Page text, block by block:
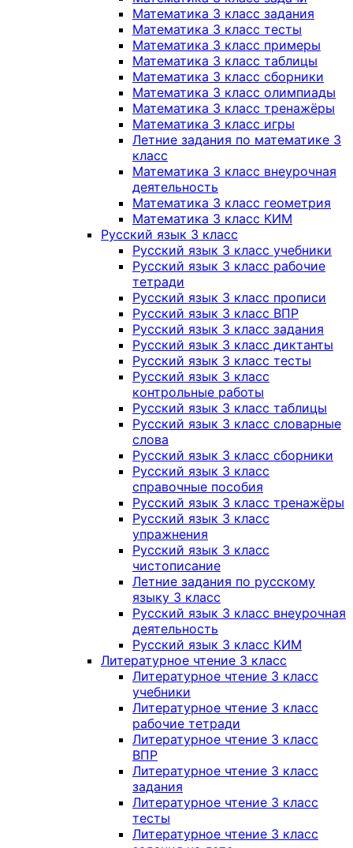
Математика 3 класс задания
Математика 3 класс тесты
Математика 3 класс примеры
Математика 3 класс таблицы
Математика 3 класс сборники
Математика 3 класс олимпиады
Математика 3 класс тренажёры
Математика 3 класс игры
Летние задания по математике 3
класс
Математика 3 класс внеурочная
деятельность
Математика 3 класс геометрия
Математика 3 класс КИМ
Русский язык 3 класс
Русский язык 3 класс учебники
Русский язык 3 класс рабочие
тетради
Русский язык 3 класс прописи
Русский язык 3 класс ВПР
Русский язык 3 класс задания
Русский язык 3 класс диктанты
Русский язык 3 класс тесты
Русский язык 3 класс
контрольные работы
Русский язык 3 класс таблицы
Русский язык 3 класс словарные
слова
Русский язык 3 класс сборники
Русский язык 3 класс
справочные пособия
Русский язык 3 класс тренажёры
Русский язык 3 класс
упражнения
Русский язык 3 класс
чистописание
Летние задания по русскому
языку 3 класс
Русский язык 3 класс внеурочная
деятельность
Русский язык 3 класс КИМ
Литературное чтение 3 класс
Литературное чтение 3 класс
учебники
Литературное чтение 3 класс
рабочие тетради
Литературное чтение 3 класс
ВПР
Литературное чтение 3 класс
задания
Литературное чтение 3 класс
тесты
Литературное чтение 3 класс